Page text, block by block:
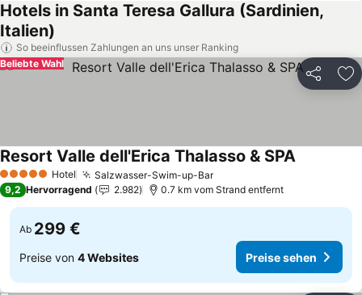
Hotels in Santa Teresa Gallura (Sardinien,
Italien)
So beeinflussen Zahlungen an uns unser Ranking
Teilen
Beliebte Wahl
5 Sterne Hotel Salzwasser-Swim-up-Bar
Resort Valle dell'Erica Thalasso & SPA
9,2 Hervorragend 2.982 0.7 km vom Strand entfernt
Ab 299 €
Preise von 4 Websites Preise sehen